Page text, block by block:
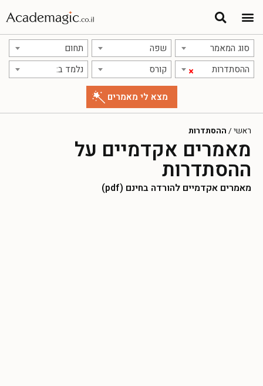
סוג המאמר שפה תחום
× ההסתדרות קורס נלמד ב:
ראשי / ההסתדרות
מאמרים אקדמיים על
ההסתדרות
מאמרים אקדמיים להורדה בחינם (pdf)